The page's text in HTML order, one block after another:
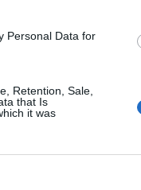
Personal Data for
Retention, Sale,
that Is
it was